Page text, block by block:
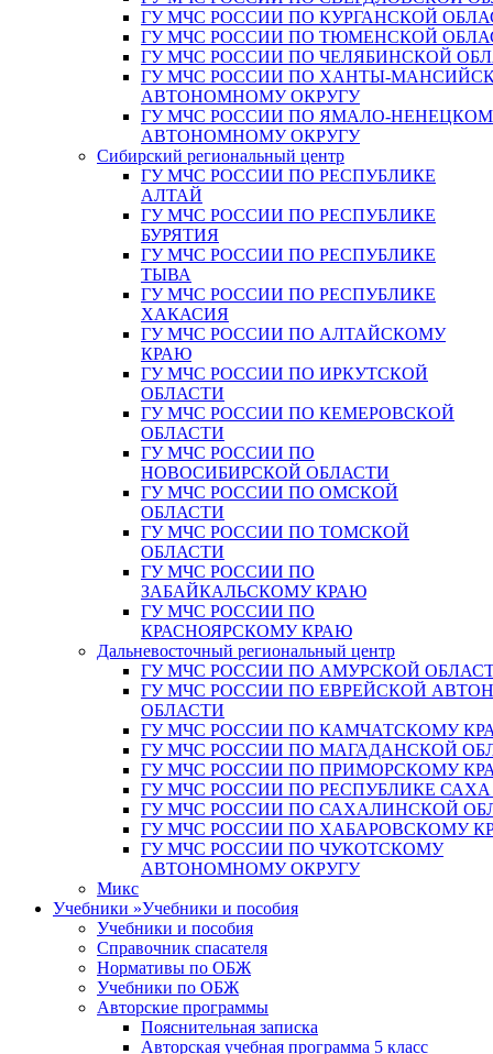
ГУ МЧС РОССИИ ПО КУРГАНСКОЙ
ГУ МЧС РОССИИ ПО ТЮМЕНСКОЙ
ГУ МЧС РОССИИ ПО ЧЕЛЯБИНСКОЙ
ГУ МЧС РОССИИ ПО ХАНТЫ-
АВТОНОМНОМУ ОКРУГУ
ГУ МЧС РОССИИ ПО ЯМАЛО-
АВТОНОМНОМУ ОКРУГУ
Сибирский региональный центр
ГУ МЧС РОССИИ ПО РЕСПУБЛИКЕ
АЛТАЙ
ГУ МЧС РОССИИ ПО РЕСПУБЛИКЕ
БУРЯТИЯ
ГУ МЧС РОССИИ ПО РЕСПУБЛИКЕ
ТЫВА
ГУ МЧС РОССИИ ПО РЕСПУБЛИКЕ
ХАКАСИЯ
ГУ МЧС РОССИИ ПО АЛТАЙСКОМУ
КРАЮ
ГУ МЧС РОССИИ ПО ИРКУТСКОЙ
ОБЛАСТИ
ГУ МЧС РОССИИ ПО КЕМЕРОВСКОЙ
ОБЛАСТИ
ГУ МЧС РОССИИ ПО
НОВОСИБИРСКОЙ ОБЛАСТИ
ГУ МЧС РОССИИ ПО ОМСКОЙ
ОБЛАСТИ
ГУ МЧС РОССИИ ПО ТОМСКОЙ
ОБЛАСТИ
ГУ МЧС РОССИИ ПО
ЗАБАЙКАЛЬСКОМУ КРАЮ
ГУ МЧС РОССИИ ПО
КРАСНОЯРСКОМУ КРАЮ
Дальневосточный региональный центр
ГУ МЧС РОССИИ ПО АМУРСКОЙ
ГУ МЧС РОССИИ ПО ЕВРЕЙСКОЙ
ОБЛАСТИ
ГУ МЧС РОССИИ ПО КАМЧАТСКОМУ
ГУ МЧС РОССИИ ПО МАГАДАНСКОЙ
ГУ МЧС РОССИИ ПО ПРИМОРСКОМУ
ГУ МЧС РОССИИ ПО РЕСПУБЛИКЕ
ГУ МЧС РОССИИ ПО САХАЛИНСКОЙ
ГУ МЧС РОССИИ ПО ХАБАРОВСКОМУ
ГУ МЧС РОССИИ ПО ЧУКОТСКОМУ
АВТОНОМНОМУ ОКРУГУ
Микс
Учебники »Учебники и пособия
Учебники и пособия
Справочник спасателя
Нормативы по ОБЖ
Учебники по ОБЖ
Авторские программы
Пояснительная записка
Авторская учебная программа 5 класс